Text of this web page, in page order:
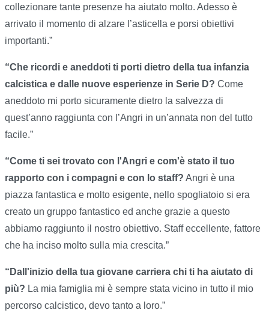
collezionare tante presenze ha aiutato molto. Adesso è
arrivato il momento di alzare l’asticella e porsi obiettivi
importanti.”
“Che ricordi e aneddoti ti porti dietro della tua infanzia
calcistica e dalle nuove esperienze in Serie D? Come
aneddoto mi porto sicuramente dietro la salvezza di
quest’anno raggiunta con l’Angri in un’annata non del tutto
facile.”
“Come ti sei trovato con l'Angri e com'è stato il tuo
rapporto con i compagni e con lo staff? Angri è una
piazza fantastica e molto esigente, nello spogliatoio si era
creato un gruppo fantastico ed anche grazie a questo
abbiamo raggiunto il nostro obiettivo. Staff eccellente, fattore
che ha inciso molto sulla mia crescita.”
“Dall'inizio della tua giovane carriera chi ti ha aiutato di
più? La mia famiglia mi è sempre stata vicino in tutto il mio
percorso calcistico, devo tanto a loro.”